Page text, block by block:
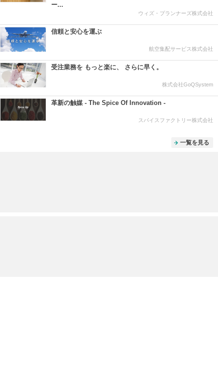
ー...
ウィズ・プランナーズ株式会社
信頼と安心を運ぶ
航空集配サービス株式会社
受注業務を もっと楽に、 さらに早く。
株式会社GoQSystem
革新の触媒 - The Spice Of Innovation -
スパイスファクトリー株式会社
一覧を見る